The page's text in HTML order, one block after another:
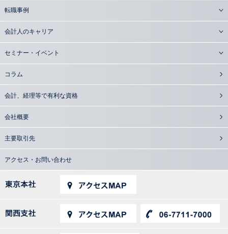
転職事例
会計人のキャリア
セミナー・イベント
コラム
会計、経理等で有利な資格
会社概要
主要取引先
アクセス・お問い合わせ